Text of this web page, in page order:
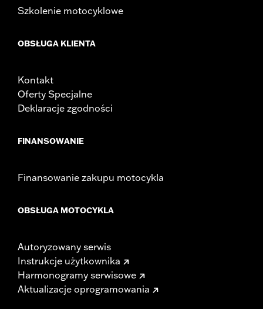
Szkolenie motocyklowe
OBSŁUGA KLIENTA
Kontakt
Oferty Specjalne
Deklaracje zgodności
FINANSOWANIE
Finansowanie zakupu motocykla
OBSŁUGA MOTOCYKLA
Autoryzowany serwis
Instrukcje użytkownika
Harmonogramy serwisowe
Aktualizacje oprogramowania